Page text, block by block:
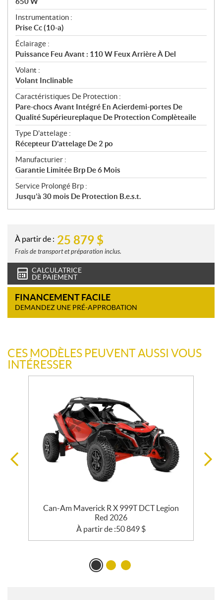
Instrumentation :
Prise Cc (10-a)
Éclairage :
Puissance Feu Avant : 110 W Feux Arrière À Del
Volant :
Volant Inclinable
Caractéristiques De Protection :
Pare-chocs Avant Intégré En Acierdemi-portes De
Qualité Supérieureplaque De Protection Complèteaile
Type D'attelage :
Récepteur D’attelage De 2 po
Manufacturier :
Garantie Limitée Brp De 6 Mois
Service Prolongé Brp :
Jusqu’à 30 mois De Protection B.e.s.t.
À partir de : 25 879 $
Frais de transport et préparation inclus.
CALCULATRICE
DE PAIEMENT
FINANCEMENT FACILE
DEMANDEZ UNE PRÉ-APPROBATION
CES MODÈLES PEUVENT AUSSI VOUS
INTÉRESSER
Can-Am Maverick R X 999T DCT Legion
Red 2026
À partir de :50 849 $